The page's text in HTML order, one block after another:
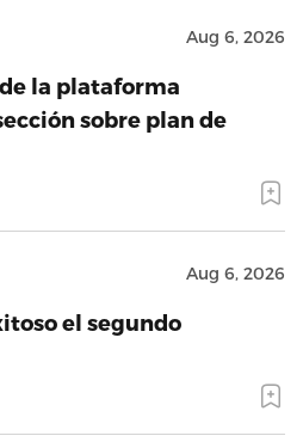
Aug 6, 2026
la plataforma
sobre plan de
Aug 6, 2026
el segundo